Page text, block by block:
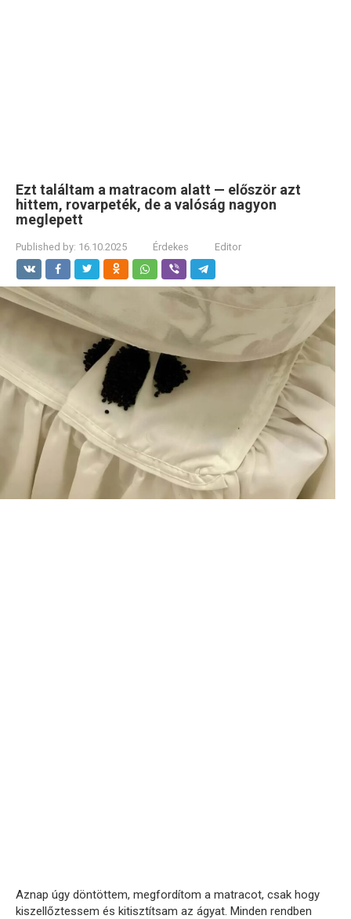
Ezt találtam a matracom alatt — először azt
hittem, rovarpeték, de a valóság nagyon
meglepett
Published by: 16.10.2025 Érdekes Editor
Aznap úgy döntöttem, megfordítom a matracot, csak hogy
kiszellőztessem és kitisztítsam az ágyat. Minden rendben